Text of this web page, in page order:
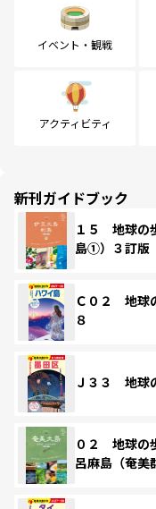
イベント・観戦
アクティビティ
新刊ガイドブック
１５ 地球
島①）３訂版
Ｃ０２ 地球
８
Ｊ３３ 地球
０２ 地球
呂麻島（奄